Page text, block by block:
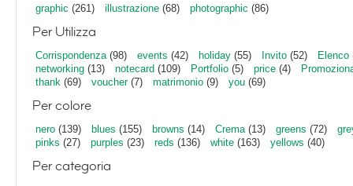
graphic (261) illustrazione (68) photographic (86)
Per Utilizza
Corrispondenza(98) events (42) holiday (55) Invito (52) Elenco
networking (13) notecard (109) Portfolio (5) price (4)
thank (69) voucher(7) matrimonio (9) you (69)
Per colore
nero (139) blues (155) browns (14) Crema(13) greens (72)
pinks (27) purples (23) reds (136) white (163) yellows (40)
Per categoria